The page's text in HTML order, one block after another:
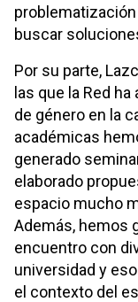
buscar
Por su parte,
las que la Red
de género en la
académicas
generado
elaborado
espacio mucho
Además, hemos
encuentro con
universidad y
el contexto del